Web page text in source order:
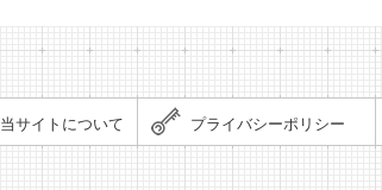
当サイトについて プライバシーポリシー